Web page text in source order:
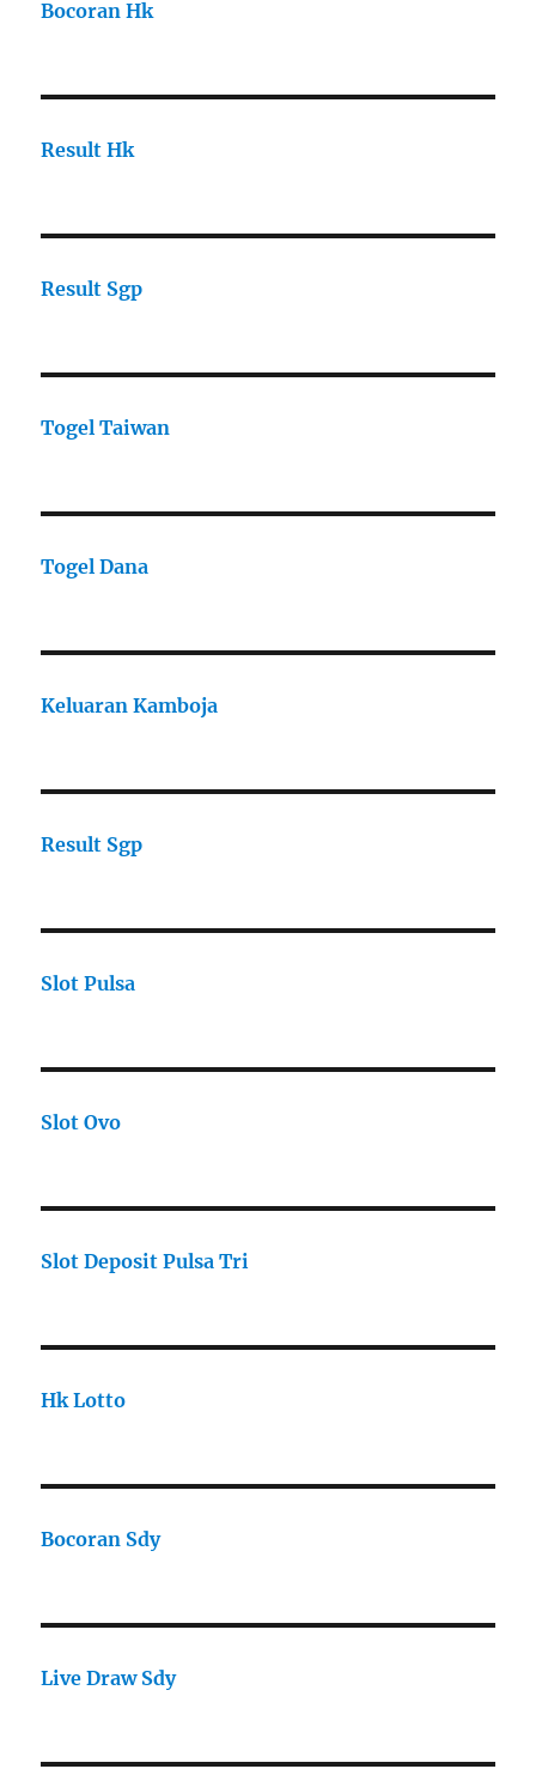
Bocoran Hk
Result Hk
Result Sgp
Togel Taiwan
Togel Dana
Keluaran Kamboja
Result Sgp
Slot Pulsa
Slot Ovo
Slot Deposit Pulsa Tri
Hk Lotto
Bocoran Sdy
Live Draw Sdy